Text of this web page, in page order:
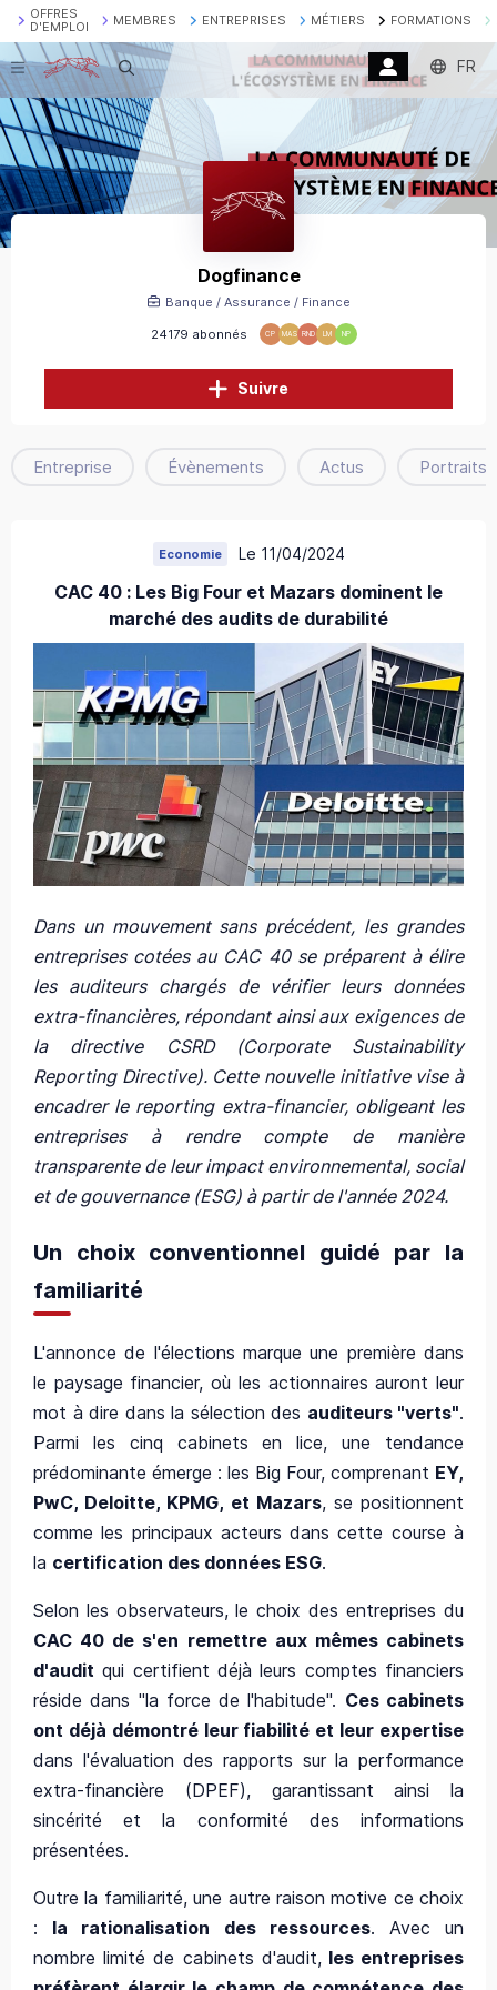
OFFRES
D'EMPLOI
MEMBRES ENTREPRISES MÉTIERS FORMATIONS
Recherche FR
Dogfinance
24179 abonnés CP MAS RND LM NP
Banque / Assurance / Finance
Suivre
Entreprise Évènements Actus Portraits
Economie Le 11/04/2024
CAC 40 : Les Big Four et Mazars dominent le
marché des audits de durabilité
Dans un mouvement sans précédent, les grandes
entreprises cotées au CAC 40 se préparent à élire
les auditeurs chargés de vérifier leurs données
extra-financières, répondant ainsi aux exigences de
la directive CSRD (Corporate Sustainability
Reporting Directive). Cette nouvelle initiative vise à
encadrer le reporting extra-financier, obligeant les
entreprises à rendre compte de manière
transparente de leur impact environnemental, social
et de gouvernance (ESG) à partir de l'année 2024.
Un choix conventionnel guidé par la
familiarité
L'annonce de l'élections marque une première dans
le paysage financier, où les actionnaires auront leur
mot à dire dans la sélection des auditeurs "verts".
Parmi les cinq cabinets en lice, une tendance
prédominante émerge : les Big Four, comprenant EY,
PwC, Deloitte, KPMG, et Mazars, se positionnent
comme les principaux acteurs dans cette course à
la certification des données ESG.
Selon les observateurs, le choix des entreprises du
CAC 40 de s'en remettre aux mêmes cabinets
d'audit qui certifient déjà leurs comptes financiers
réside dans "la force de l'habitude". Ces cabinets
ont déjà démontré leur fiabilité et leur expertise
dans l'évaluation des rapports sur la performance
extra-financière (DPEF), garantissant ainsi la
sincérité et la conformité des informations
présentées.
Outre la familiarité, une autre raison motive ce choix
: la rationalisation des ressources. Avec un
nombre limité de cabinets d'audit,les entreprises